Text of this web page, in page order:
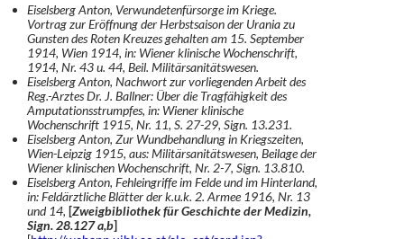
Eiselsberg Anton, Verwundetenfürsorge im Kriege.
Vortrag zur Eröffnung der Herbstsaison der Urania zu
Gunsten des Roten Kreuzes gehalten am 15. September
1914, Wien 1914, in: Wiener klinische Wochenschrift,
1914, Nr. 43 u. 44, Beil. Militärsanitätswesen.
Eiselsberg Anton, Nachwort zur vorliegenden Arbeit des
Reg.-Arztes Dr. J. Ballner: Über die Tragfähigkeit des
Amputationsstrumpfes, in: Wiener klinische
Wochenschrift 1915, Nr. 11, S. 27-29, Sign. 13.231.
Eiselsberg Anton, Zur Wundbehandlung in Kriegszeiten,
Wien-Leipzig 1915, aus: Militärsanitätswesen, Beilage der
Wiener klinischen Wochenschrift, Nr. 2-7, Sign. 13.810.
Eiselsberg Anton, Fehleingriffeim Felde und im Hinterland,
in: Feldärztliche Blätter der k.u.k. 2. Armee 1916, Nr. 13
und 14, [Zweigbibliothek für Geschichte der Medizin,
Sign. 28.127 a,b]